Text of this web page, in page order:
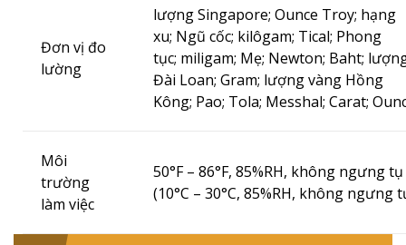
Đơn vị đo
lường
lượng Singapore; Ounce Troy; hạng
xu; Ngũ cốc; kilôgam; Tical; Phong
tục; miligam; Mẹ; Newton; Baht;
Đài Loan; Gram; lượng vàng Hồng
Kông; Pao; Tola; Messhal; Carat;
Môi
trường
làm việc
50°F – 86°F, 85%RH, không ngưng tụ
(10°C – 30°C, 85%RH, không ngưng